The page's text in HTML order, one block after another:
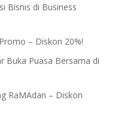
Bisnis di Business
– Diskon 20%!
Buka Puasa Bersama di
RaMAdan – Diskon